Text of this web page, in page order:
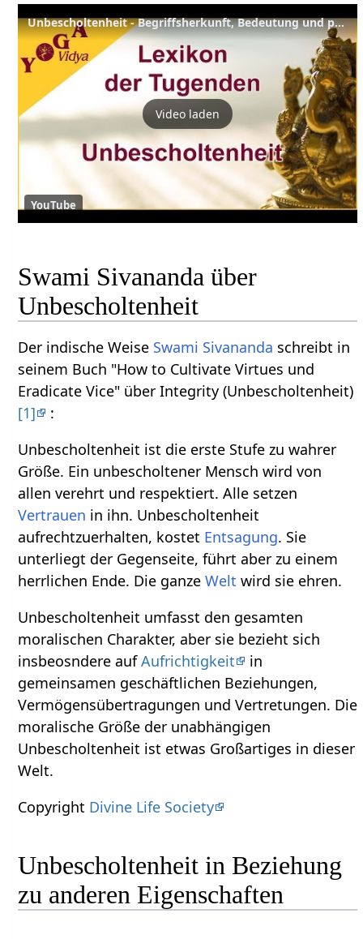
Unbescholtenheit - Begriffsherkunft, Bedeutung und praktische Tipps
Video laden
YouTube
Swami Sivananda über
Unbescholtenheit
Der indische Weise Swami Sivananda schreibt in
seinem Buch "How to Cultivate Virtues und
Eradicate Vice" über Integrity (Unbescholtenheit)
[1]
:
Unbescholtenheit ist die erste Stufe zu wahrer
Größe. Ein unbescholtener Mensch wird von
allen verehrt und respektiert. Alle setzen
Vertrauen in ihn. Unbescholtenheit
aufrechtzuerhalten, kostet Entsagung. Sie
unterliegt der Gegenseite, führt aber zu einem
herrlichen Ende. Die ganzeWelt wird sie ehren.
Unbescholtenheit umfasst den gesamten
moralischen Charakter, aber sie bezieht sich
insbeosndere aufAufrichtigkeit
in
gemeinsamen geschäftlichen Beziehungen,
Vermögensübertragungen und Vertretungen. Die
moralische Größe der unabhängigen
Unbescholtenheit ist etwas Großartiges in dieser
Welt.
Copyright Divine Life Society
Unbescholtenheit in Beziehung
zu anderen Eigenschaften